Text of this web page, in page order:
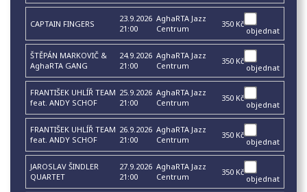
CAPTAIN FINGERS
23.9.2026
21:00
AghaRTA Jazz
Centrum
350 Kč
objednat
ŠTĚPÁN MARKOVIČ &
AghaRTA GANG
24.9.2026
21:00
AghaRTA Jazz
Centrum
350 Kč
objednat
FRANTIŠEK UHLÍŘ TEAM
feat. ANDY SCHOF
25.9.2026
21:00
AghaRTA Jazz
Centrum
350 Kč
objednat
FRANTIŠEK UHLÍŘ TEAM
feat. ANDY SCHOF
26.9.2026
21:00
AghaRTA Jazz
Centrum
350 Kč
objednat
JAROSLAV ŠINDLER
QUARTET
27.9.2026
21:00
AghaRTA Jazz
Centrum
350 Kč
objednat